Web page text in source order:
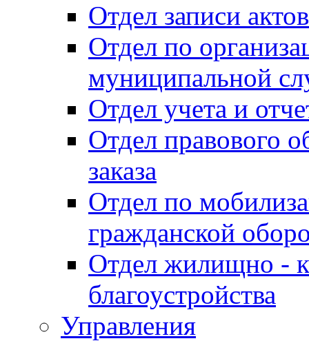
Отдел записи
Отдел по
муниципальной
Отдел учета и
Отдел правового
заказа
Отдел по
гражданской
Отдел жилищно -
благоустройства
Управления